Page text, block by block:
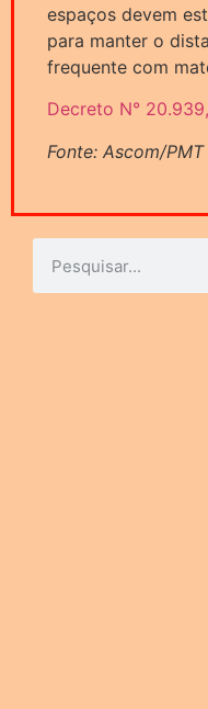
espaços devem
para manter o
frequente com
Decreto N°
Fonte: Ascom/PMT